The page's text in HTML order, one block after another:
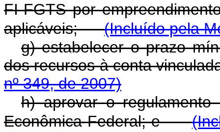
FI-FGTS por
aplicáveis;(Incluído pela
g) estabelecer o prazo
dos recursos à conta
nº 349, de 2007)
h) aprovar o
Econômica Federal; e